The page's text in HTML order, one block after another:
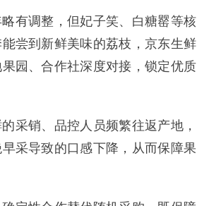
有调整，但妃子笑、白糖罂等核
尝到新鲜美味的荔枝，京东生鲜
园、合作社深度对接，锁定优质
采销、品控人员频繁往返产地，
采导致的口感下降，从而保障果